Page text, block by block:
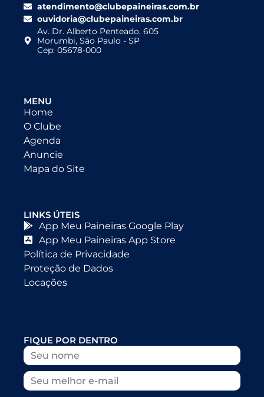
atendimento@clubepaineiras.com.br
ouvidoria@clubepaineiras.com.br
Av. Dr. Alberto Penteado, 605
Morumbi, São Paulo - SP
Cep: 05678-000
MENU
Home
O Clube
Agenda
Anuncie
Mapa do Site
LINKS ÚTEIS
App Meu Paineiras Google Play
App Meu Paineiras App Store
Política de Privacidade
Proteção de Dados
Locações
FIQUE POR DENTRO